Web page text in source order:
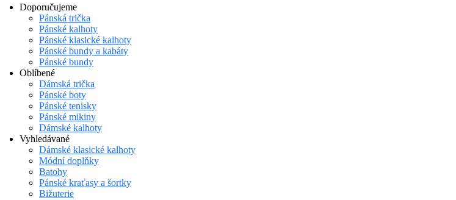
Doporučujeme
Pánská trička
Pánské kalhoty
Pánské klasické kalhoty
Pánské bundy a kabáty
Pánské bundy
Oblíbené
Dámská trička
Pánské boty
Pánské tenisky
Pánské mikiny
Dámské kalhoty
Vyhledávané
Dámské klasické kalhoty
Módní doplňky
Batohy
Pánské kraťasy a šortky
Bižuterie